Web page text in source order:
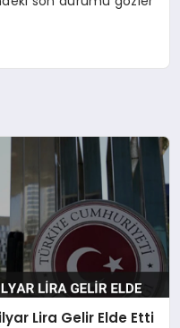
Lira Gelir Elde Etti